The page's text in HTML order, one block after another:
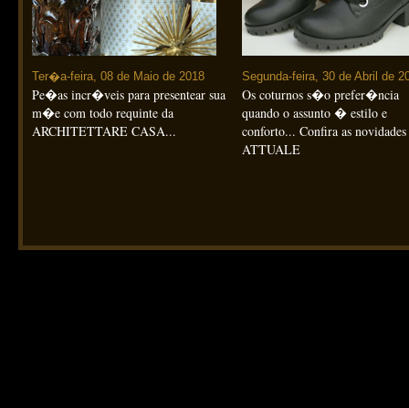
Ter�a-feira, 08 de Maio de 2018
Pe�as incr�veis para presentear sua
m�e com todo requinte da
ARCHITETTARE CASA...
Segunda-feira, 30 de Abril de
Os coturnos s�o prefer�ncia
quando o assunto � estilo e
conforto... Confira as novidades
ATTUALE